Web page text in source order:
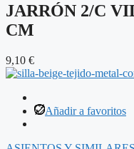
JARRÓN 2/C
CM
9,10 €
Añadir a favoritos